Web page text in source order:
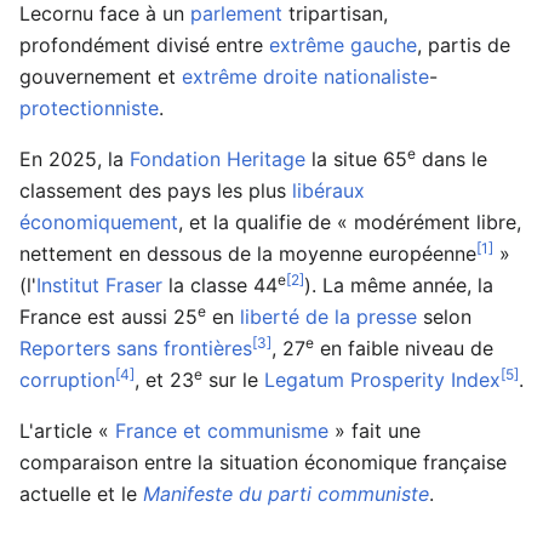
Lecornu face à un parlement tripartisan,
profondément divisé entre extrême gauche, partis de
gouvernement et extrême droite nationaliste-
protectionniste.
En 2025, la Fondation Heritage la situe 65e dans le
classement des pays les plus libéraux
économiquement, et la qualifie de « modérément libre,
nettement en dessous de la moyenne européenne[1] »
(l'Institut Fraser la classe 44e[2]). La même année, la
France est aussi 25e en liberté de la presse selon
Reporters sans frontières[3], 27e en faible niveau de
corruption[4], et 23e sur le Legatum Prosperity Index[5].
L'article « France et communisme » fait une
comparaison entre la situation économique française
actuelle et le Manifeste du parti communiste.